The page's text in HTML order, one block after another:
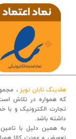
هلدینگ تابان تویز ،
که همواره در تلاش است
تجارت الکترونیک و با
داشته باشد.
به همین دلیل با